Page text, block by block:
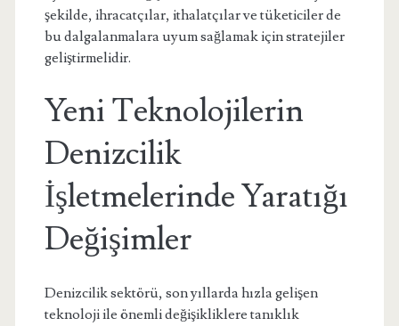
şekilde, ihracatçılar, ithalatçılar ve tüketiciler de
bu dalgalanmalara uyum sağlamak için stratejiler
geliştirmelidir.
Yeni Teknolojilerin
Denizcilik
İşletmelerinde Yaratığı
Değişimler
Denizcilik sektörü, son yıllarda hızla gelişen
teknoloji ile önemli değişikliklere tanıklık